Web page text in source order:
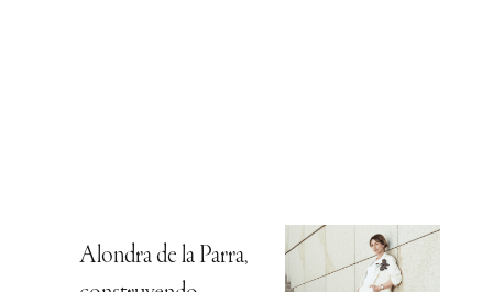
Alondra de la Parra,